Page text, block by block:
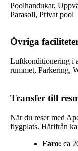
Poolhandukar,
Parasoll, Privat pool
Övriga
Luftkonditionering i
rummet, Parkering,
Transfer till
När du reser med
flygplats. Härifrån
Faro: ca